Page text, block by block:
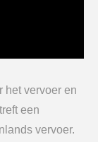
het vervoer en
een
vervoer.